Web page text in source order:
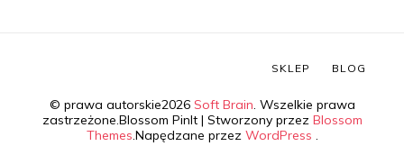
© prawa autorskie2026 Soft Brain . Wszelkie prawa
zastrzeżone. Blossom PinIt | Stworzony przez Blossom
Themes .Napędzane przez WordPress
SKLEP BLOG